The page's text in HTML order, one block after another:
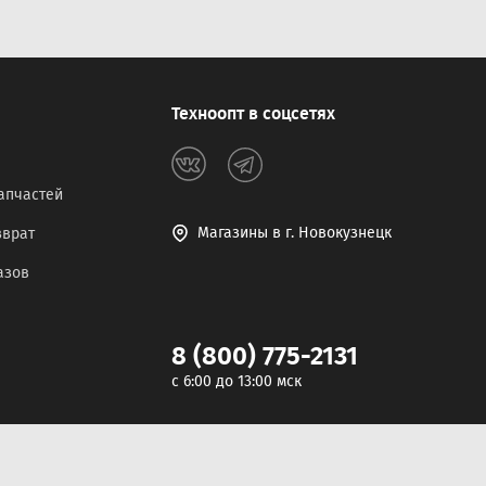
Техноопт в соцсетях
Магазины в г. Новокузнецк
8 (800) 775-2131
c 6:00 до 13:00 мск